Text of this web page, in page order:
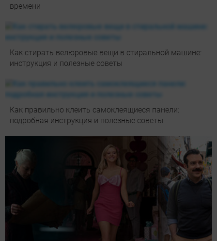
времени
Как стирать велюровые вещи в стиральной машине:
инструкция и полезные советы
Как правильно клеить самоклеящиеся панели:
подробная инструкция и полезные советы